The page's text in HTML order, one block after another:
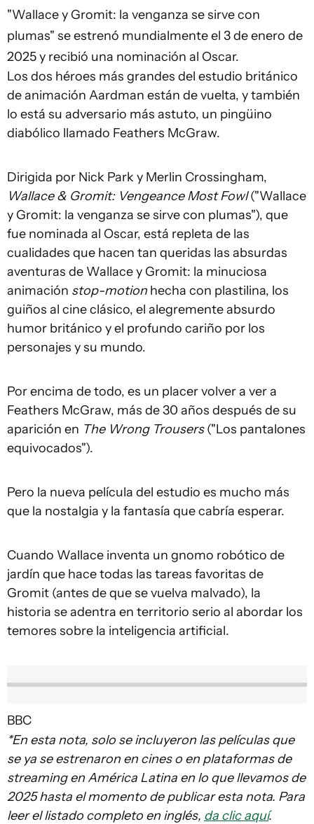
"Wallace y Gromit: la venganza se sirve con
plumas" se estrenó mundialmente el 3 de enero de
2025 y recibió una nominación al Oscar.
Los dos héroes más grandes del estudio británico
de animación Aardman están de vuelta, y también
lo está su adversario más astuto, un pingüino
diabólico llamado Feathers McGraw.
Dirigida por Nick Park y Merlin Crossingham,
Wallace & Gromit: Vengeance Most Fowl("Wallace
y Gromit: la venganza se sirve con plumas"), que
fue nominada al Oscar, está repleta de las
cualidades que hacen tan queridas las absurdas
aventuras de Wallace y Gromit: la minuciosa
animación stop-motionhecha con plastilina, los
guiños al cine clásico, el alegremente absurdo
humor británico y el profundo cariño por los
personajes y su mundo.
Por encima de todo, es un placer volver a ver a
Feathers McGraw, más de 30 años después de su
aparición en The Wrong Trousers("Los pantalones
equivocados").
Pero la nueva película del estudio es mucho más
que la nostalgia y la fantasía que cabría esperar.
Cuando Wallace inventa un gnomo robótico de
jardín que hace todas las tareas favoritas de
Gromit (antes de que se vuelva malvado), la
historia se adentra en territorio serio al abordar los
temores sobre la inteligencia artificial.
BBC
*En esta nota, solo se incluyeron las películas que
se ya se estrenaron en cines o en plataformas de
streaming en América Latina en lo que llevamos de
2025 hasta el momento de publicar esta nota. Para
leer el listado completo en inglés, da clic aquí.